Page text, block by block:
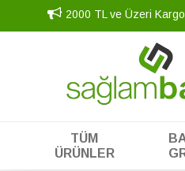
2000 TL ve Üzeri Kargo
TÜM
ÜRÜNLER